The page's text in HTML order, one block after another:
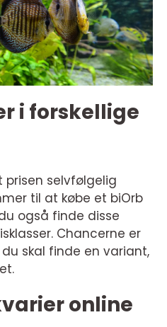
i forskellige
prisen selvfølgelig
til at købe et biOrb
også finde disse
Chancerne er
skal finde en variant,
online